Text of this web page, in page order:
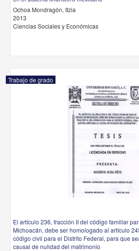
Ochoa Mondragón, Itzia
2013
Ciencias Sociales y Económicas
Trabajo de grado
El artículo 236, fracción II del código familiar
Michoacán, debe ser homologado al artículo
código civil para el Distrito Federal, para que
causal de nulidad del matrimonio